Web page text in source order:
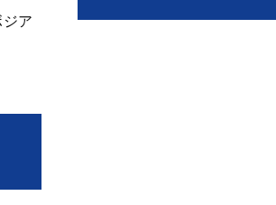
ア